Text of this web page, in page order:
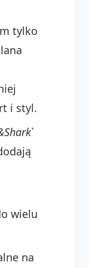
tylko
i styl.
`
wielu
na